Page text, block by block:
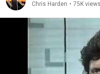
Chris Harden • 75K views